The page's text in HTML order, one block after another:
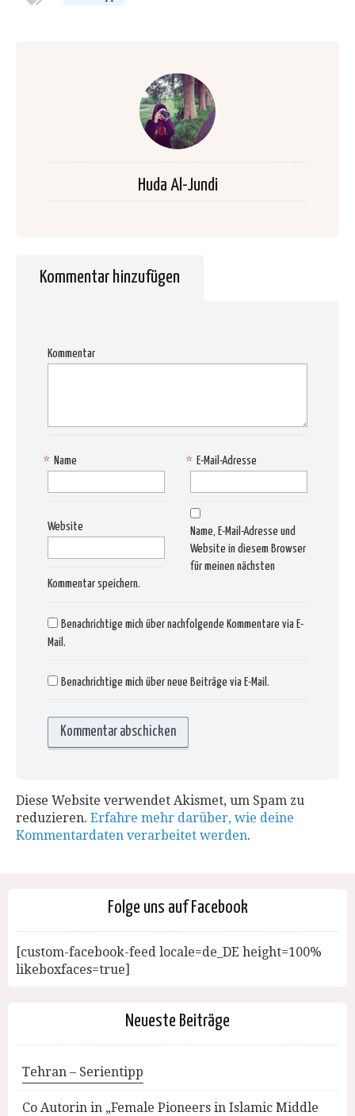
Huda Al-Jundi
Kommentar hinzufügen
Kommentar
Name
* E-Mail-Adresse
*
Website
Name, E-Mail-Adresse und
Website in diesem Browser
für meinen nächsten
Kommentar speichern.
Benachrichtige mich über nachfolgende Kommentare via E-
Mail.
Benachrichtige mich über neue Beiträge via E-Mail.
Diese Website verwendet Akismet, um Spam zu
reduzieren. Erfahre mehr darüber, wie deine
Kommentardaten verarbeitet werden.
Folge uns auf Facebook
[custom-facebook-feed locale=de_DE height=100%
likeboxfaces=true]
Neueste Beiträge
Tehran – Serientipp
Co Autorin in „Female Pioneers in Islamic Middle